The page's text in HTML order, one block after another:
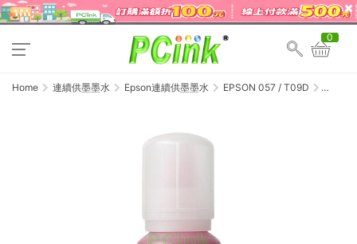
0
Home 連續供墨墨水 Epson連續供墨墨水
EPSON 057 / T09D